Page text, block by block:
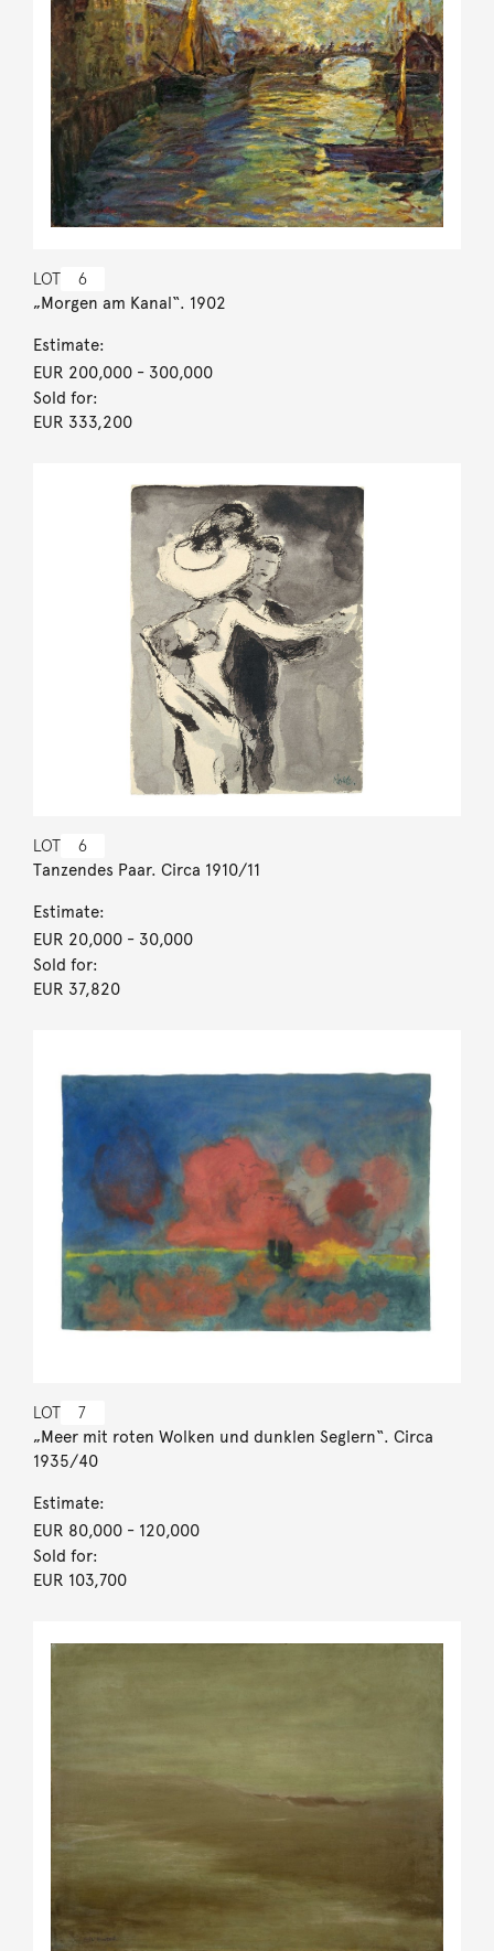
LOT 6
„Morgen am Kanal“. 1902
Estimate:
EUR 200,000- 300,000
Sold for:
EUR 333,200
LOT 6
Tanzendes Paar. Circa 1910/11
Estimate:
EUR 20,000- 30,000
Sold for:
EUR 37,820
LOT 7
„Meer mit roten Wolken und dunklen Seglern“. Circa
1935/40
Estimate:
EUR 80,000- 120,000
Sold for:
EUR 103,700